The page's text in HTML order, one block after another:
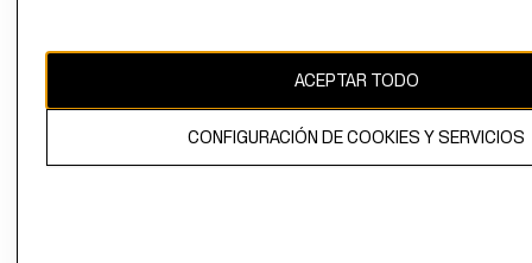
propiedad de H&M Hennes & Mauritz AB.ACEPTAR TODO
CONFIGURACIÓN DE COOKIES Y SERVICIOS